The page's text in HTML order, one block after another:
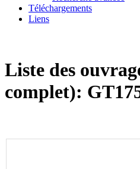
Téléchargements
Liens
Liste des
complet):